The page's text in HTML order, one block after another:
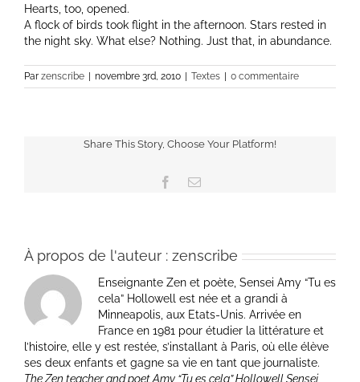
Hearts, too, opened.
A flock of birds took flight in the afternoon. Stars rested in
the night sky. What else? Nothing. Just that, in abundance.
Par zenscribe novembre 3rd, 2010 Textes 0 commentaire
Share This Story, Choose Your Platform!
Facebook
Email
À propos de l'auteur : zenscribe
Enseignante Zen et poète, Sensei Amy “Tu es
cela” Hollowell est née et a grandi à
Minneapolis, aux Etats-Unis. Arrivée en
France en 1981 pour étudier la littérature et
l’histoire, elle y est restée, s’installant à Paris, où elle élève
ses deux enfants et gagne sa vie en tant que journaliste.
The Zen teacher and poet Amy “Tu es cela” Hollowell Sensei